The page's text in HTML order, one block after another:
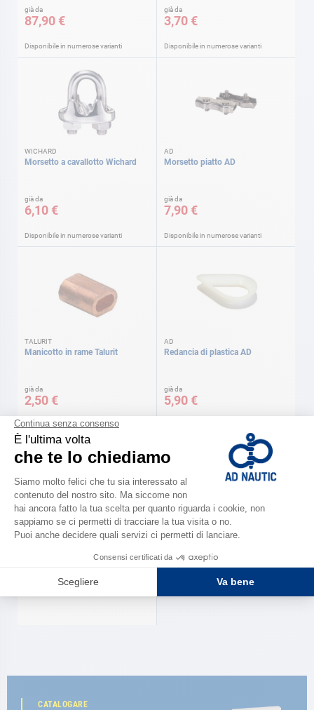
già da
87,90 €
Disponibile in numerose varianti
già da
3,70 €
Disponibile in numerose varianti
WICHARD
Morsetto a cavallotto Wichard
già da
6,10 €
Disponibile in numerose varianti
AD
Morsetto piatto AD
già da
7,90 €
Disponibile in numerose varianti
TALURIT
Manicotto in rame Talurit
già da
2,50 €
Disponibile in numerose varianti
AD
Redancia di plastica AD
già da
5,90 €
WICHARD
Gancio a pellicano M8 Wichard
68,90 €
CATALOGARE